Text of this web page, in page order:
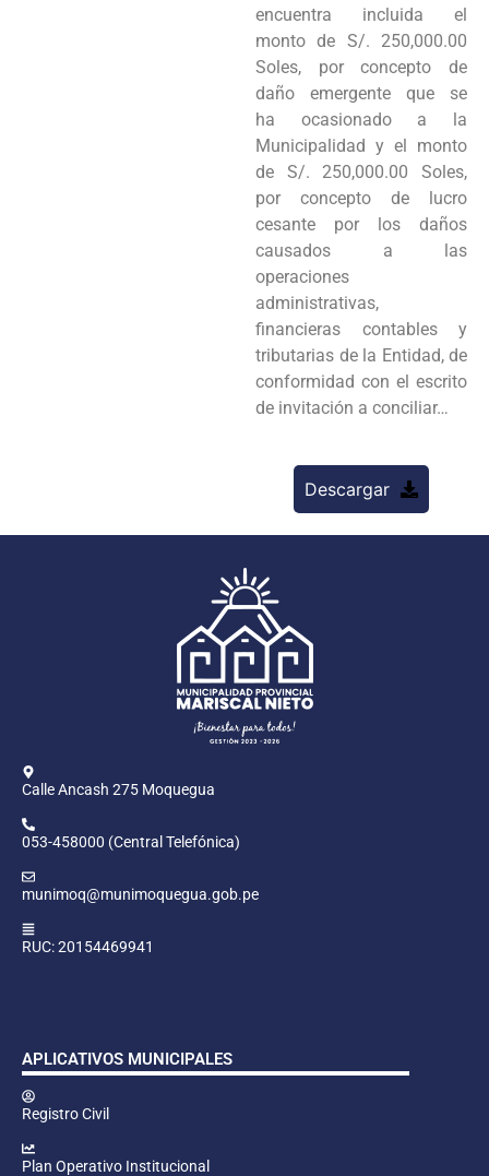
encuentra incluida el
monto de S/. 250,000.00
Soles, por concepto de
daño emergente que se
ha ocasionado a la
Municipalidad y el monto
de S/. 250,000.00 Soles,
por concepto de lucro
cesante por los daños
causados a las
operaciones
administrativas,
financieras contables y
tributarias de la Entidad, de
conformidad con el escrito
de invitación a conciliar…
Descargar
Calle Ancash 275 Moquegua
053-458000 (Central Telefónica)
munimoq@munimoquegua.gob.pe
RUC: 20154469941
APLICATIVOS MUNICIPALES
Registro Civil
Plan Operativo Institucional